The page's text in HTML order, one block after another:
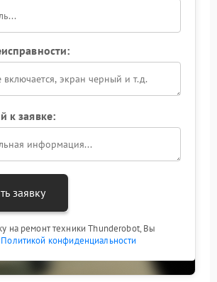
к заявке:
заявку
на ремонт техники Thunderobot, Вы
Политикой конфиденциальности